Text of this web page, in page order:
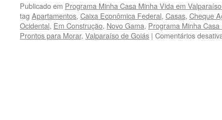
Publicado em Programa Minha Casa Minha Vida em
tag Apartamentos, Caixa Econômica Federal, Casas, Cheque
Ocidental, Em Construção, Novo Gama, Programa Minha
Prontos para Morar, Valparaíso de Goiás | Comentários